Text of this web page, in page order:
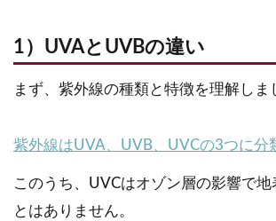
1）UVAとUVBの違い
まず、紫外線の種類と特徴を理解しま
紫外線はUVA、UVB、UVCの3つに分
このうち、UVCはオゾン層の影響で地
とはありません。